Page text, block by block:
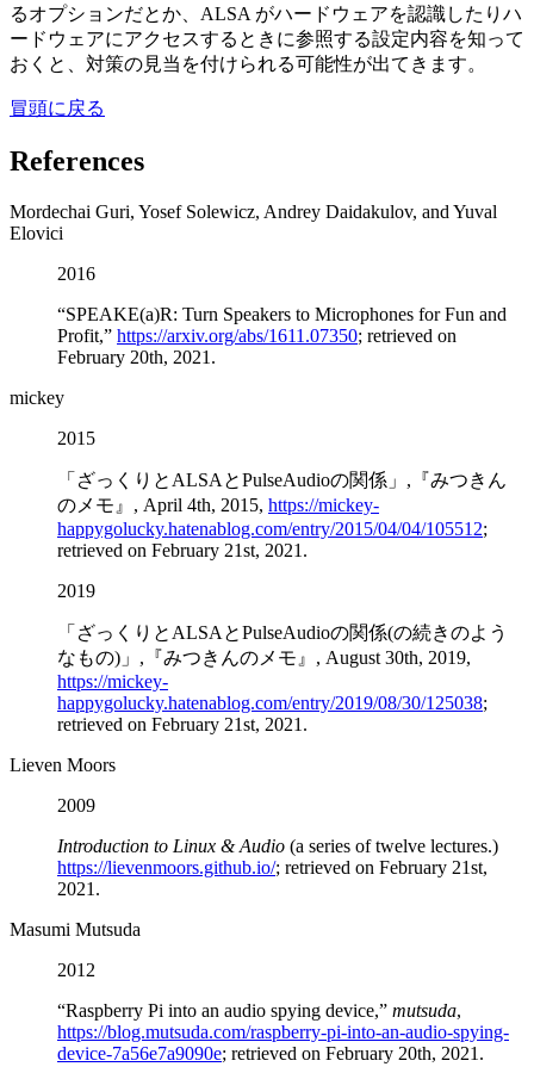
るオプションだとか、ALSA がハードウェアを認識したりハ
ードウェアにアクセスするときに参照する設定内容を知って
おくと、対策の見当を付けられる可能性が出てきます。
冒頭に戻る
References
Mordechai Guri, Yosef Solewicz, Andrey Daidakulov, and Yuval
Elovici
2016
“SPEAKE(a)R: Turn Speakers to Microphones for Fun and
Profit,” https://arxiv.org/abs/1611.07350; retrieved on
February 20th, 2021.
mickey
2015
「ざっくりとALSAとPulseAudioの関係」,『みつきん
のメモ』, April 4th, 2015, https://mickey-
happygolucky.hatenablog.com/entry/2015/04/04/105512;
retrieved on February 21st, 2021.
2019
「ざっくりとALSAとPulseAudioの関係(の続きのよう
なもの)」,『みつきんのメモ』, August 30th, 2019,
https://mickey-
happygolucky.hatenablog.com/entry/2019/08/30/125038;
retrieved on February 21st, 2021.
Lieven Moors
2009
Introduction to Linux & Audio (a series of twelve lectures.)
https://lievenmoors.github.io/; retrieved on February 21st,
2021.
Masumi Mutsuda
2012
“Raspberry Pi into an audio spying device,” mutsuda,
https://blog.mutsuda.com/raspberry-pi-into-an-audio-spying-
device-7a56e7a9090e; retrieved on February 20th, 2021.